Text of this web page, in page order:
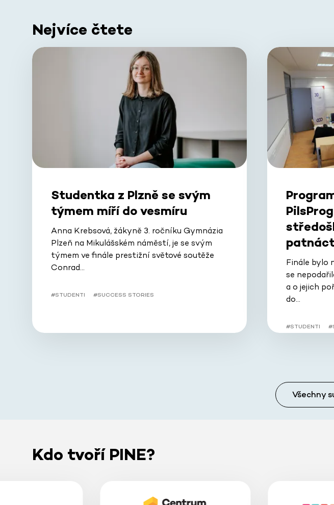
Nejvíce čtete
Studentka z Plzně se svým
týmem míří do vesmíru
Anna Krebsová, žákyně 3. ročníku Gymnázia
Plzeň na Mikulášském náměstí, je se svým
týmem ve finále prestižní světové soutěže
Conrad…
#STUDENTI #SUCCESS STORIES
Finále bylo
se
a o jejich
do…
#STUDENTI
Všechny
Kdo tvoří PINE?